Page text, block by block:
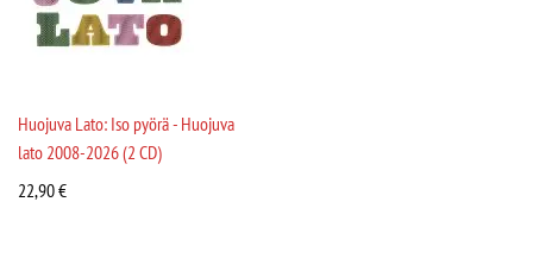
Huojuva Lato: Iso pyörä - Huojuva
lato 2008-2026 (2 CD)
22,90€